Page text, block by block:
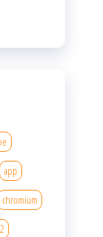
app
chromium